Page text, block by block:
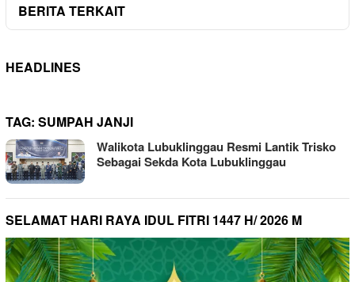
BERITA TERKAIT
HEADLINES
TAG: SUMPAH JANJI
Walikota Lubuklinggau Resmi Lantik Trisko
Sebagai Sekda Kota Lubuklinggau
SELAMAT HARI RAYA IDUL FITRI 1447 H/ 2026 M